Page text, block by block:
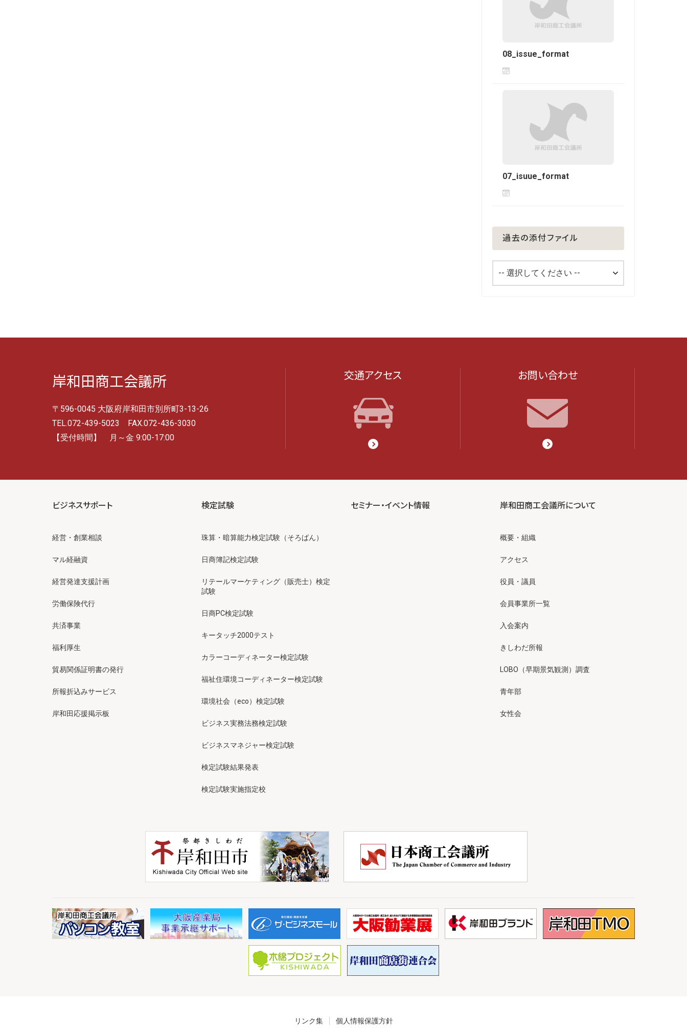
08_issue_format
07_isuue_format
過去の添付ファイル
岸和田商工会議所
〒596-0045 大阪府岸和田市別所町3-13-26
TEL.072-439-5023 FAX.072-436-3030
【受付時間】 月～金 9:00-17:00
交通アクセス お問い合わせ
ビジネスサポート
経営・創業相談
マル経融資
経営発達支援計画
労働保険代行
共済事業
福利厚生
貿易関係証明書の発行
所報折込みサービス
岸和田応援掲示板
検定試験
珠算・暗算能力検定試験（そろばん）
日商簿記検定試験
リテールマーケティング（販売士）検定
試験
日商PC検定試験
キータッチ2000テスト
カラーコーディネーター検定試験
福祉住環境コーディネーター検定試験
環境社会（eco）検定試験
ビジネス実務法務検定試験
ビジネスマネジャー検定試験
検定試験結果発表
検定試験実施指定校
セミナー・イベント情報 岸和田商工会議所について
概要・組織
アクセス
役員・議員
会員事業所一覧
入会案内
きしわだ所報
LOBO（早期景気観測）調査
青年部
女性会
リンク集 個人情報保護方針